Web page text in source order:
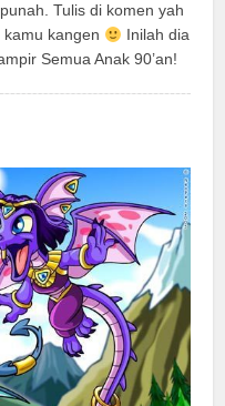
Tulis di komen yah
kangen
Inilah dia
Semua Anak 90’an!